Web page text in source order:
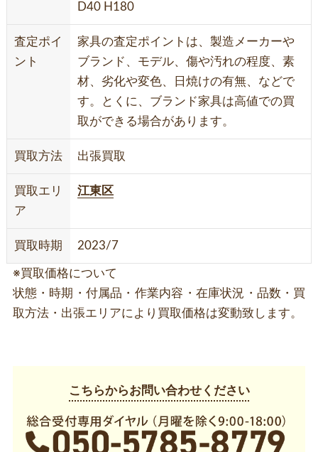
D40 H180
査定ポイ
ント
家具の査定ポイントは、製造メーカーや
ブランド、モデル、傷や汚れの程度、素
材、劣化や変色、日焼けの有無、などで
す。とくに、ブランド家具は高値での買
取ができる場合があります。
買取方法 出張買取
買取エリ
ア
江東区
買取時期 2023/7
※買取価格について
状態・時期・付属品・作業内容・在庫状況・品数・買
取方法・出張エリアにより買取価格は変動致します。
こちらからお問い合わせください